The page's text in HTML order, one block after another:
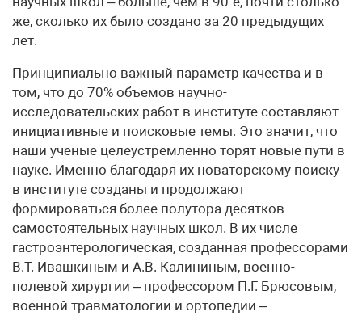
же, сколько их было создано за 20 предыдущих
лет.
Принципиально важный параметр качества и в
том, что до 70% объемов научно-
исследовательских работ в институте составляют
инициативные и поисковые темы. Это значит, что
наши ученые целеустремленно торят новые пути в
науке. Именно благодаря их новаторскому поиску
в институте созданы и продолжают
формироваться более полутора десятков
самостоятельных научных школ. В их числе
гастроэнтерологическая, созданная профессорами
В.Т. Ивашкиным и А.В. Калининым, военно-
полевой хирургии – профессором П.Г. Брюсовым,
военной травматологии и ортопедии –